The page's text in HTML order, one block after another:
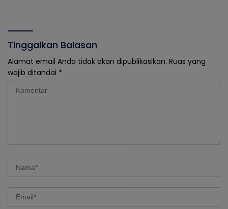
Tinggalkan Balasan
Alamat email Anda tidak akan dipublikasikan. Ruas yang
wajib ditandai *